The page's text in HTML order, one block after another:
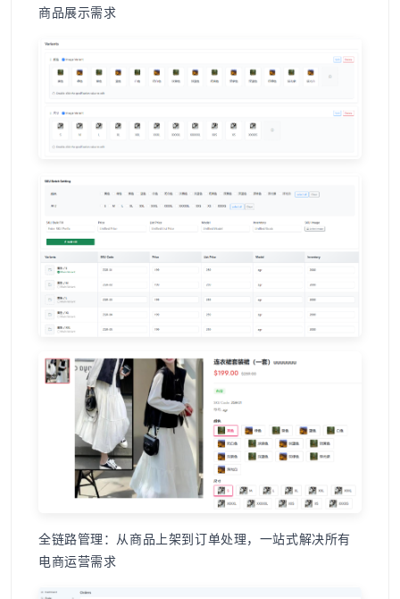
商品展示需求
全链路管理 ：从商品上架到订单处理，一站式解决所有
电商运营需求